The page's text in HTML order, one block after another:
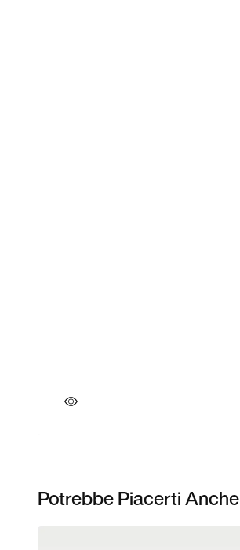
Potrebbe Piacerti Anche